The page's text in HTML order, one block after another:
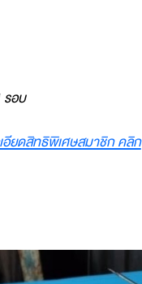
รอบ
อียดสิทธิพิเศษสมาชิก คลิก